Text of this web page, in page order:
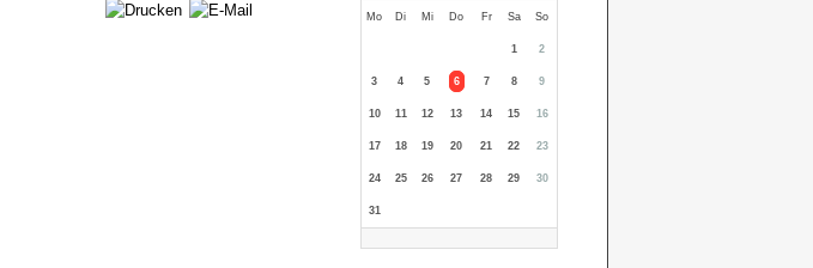
Mo Di Mi Do Fr Sa So
1 2
3 4 5 6 7 8 9
10 11 12 13 14 15 16
17 18 19 20 21 22 23
24 25 26 27 28 29 30
31